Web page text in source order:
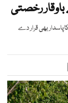
رخصتی
بھی قرار دے